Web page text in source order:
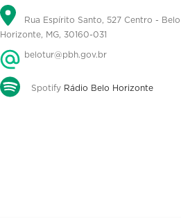
Rua Espírito Santo, 527 Centro - Belo
Horizonte, MG, 30160-031
belotur@pbh.gov.br
Spotify Rádio Belo Horizonte